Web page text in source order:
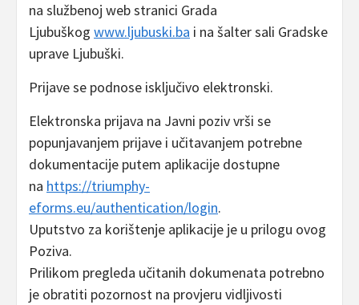
na službenoj web stranici Grada
Ljubuškog www.ljubuski.ba i na šalter sali Gradske
uprave Ljubuški.
Prijave se podnose isključivo elektronski.
Elektronska prijava na Javni poziv vrši se
popunjavanjem prijave i učitavanjem potrebne
dokumentacije putem aplikacije dostupne
na https://triumphy-
eforms.eu/authentication/login.
Uputstvo za korištenje aplikacije je u prilogu ovog
Poziva.
Prilikom pregleda učitanih dokumenata potrebno
je obratiti pozornost na provjeru vidljivosti